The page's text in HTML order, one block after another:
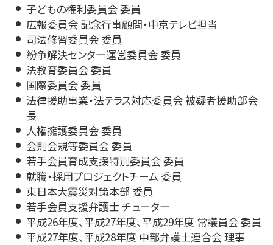
子どもの権利委員会 委員
広報委員会 記念行事顧問・中京テレビ担当
司法修習委員会 委員
紛争解決センター運営委員会 委員
法教育委員会 委員
国際委員会 委員
法律援助事業・法テラス対応委員会 被疑者援助部会
長
人権擁護委員会 委員
会則会規等委員会 委員
若手会員育成支援特別委員会 委員
就職・採用プロジェクトチーム 委員
東日本大震災対策本部 委員
若手会員支援弁護士 チューター
平成26年度、平成27年度、平成29年度 常議員会 委員
平成27年度、平成28年度 中部弁護士連合会 理事